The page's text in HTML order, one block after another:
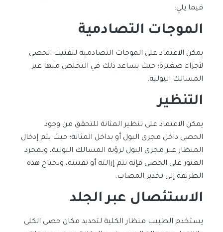
فيما يلي:
الموجات التصادمية
يمكن الاعتماد على الموجات التصادمية لتفتيت الحصى
لأجزاء صغيرة؛ حيث يساعد ذلك في التخلص منها عبر
المسالك البولية.
التنظير
يمكن الاعتماد على تنظير المثانة للتحقق من وجود
الحصى داخل مجرى البول أو بداخل المثانة؛ حيث يتم إدخال
المنظار عبر مجرى البول لرؤية المسالك البولية، وبمجرد
العثور على الحصى فإنه يتم إزالته أو تفتيته، وتحتاج هذه
الطريقة إلى تخدير المصاب.
الاستئصال عبر الجلد
يستخدم الطبيب منظار الكلية لتحديد مكان حصى الكلى